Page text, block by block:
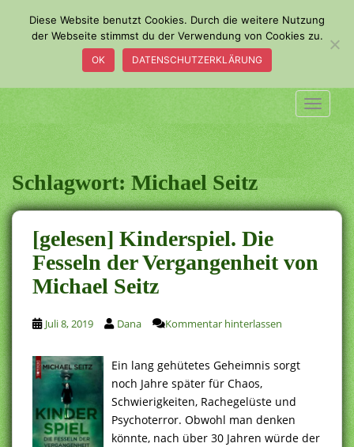
a
i
n
c
o
n
t
e
n
t
Schlagwort:Michael Seitz
[gelesen] Kinderspiel. Die
Fesseln der Vergangenheit von
Michael Seitz
Juli 8, 2019 Dana Kommentar hinterlassen
Ein lang gehütetes Geheimnis sorgt
noch Jahre später für Chaos,
Schwierigkeiten, Rachegelüste und
Psychoterror. Obwohl man denken
könnte, nach über 30 Jahren würde der
Diese Website benutzt Cookies. Durch die weitere Nutzung
der Webseite stimmst du der Verwendung von Cookies zu.
OK DATENSCHUTZERKLÄRUNG